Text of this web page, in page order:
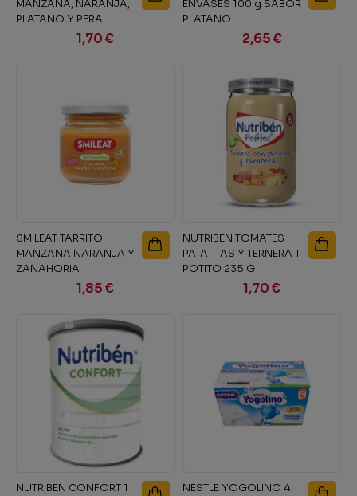
MANZANA, NARANJA,
PLATANO Y PERA
WILLIANS 1 ENVASE...
1,70 €
ENVASES 100 g SABOR
PLATANO
2,65 €
SMILEAT TARRITO
MANZANA NARANJA Y
ZANAHORIA
1,85 €
NUTRIBEN TOMATES
PATATITAS Y TERNERA 1
POTITO 235 G
1,70 €
NUTRIBEN CONFORT 1
NESTLE YOGOLINO 4